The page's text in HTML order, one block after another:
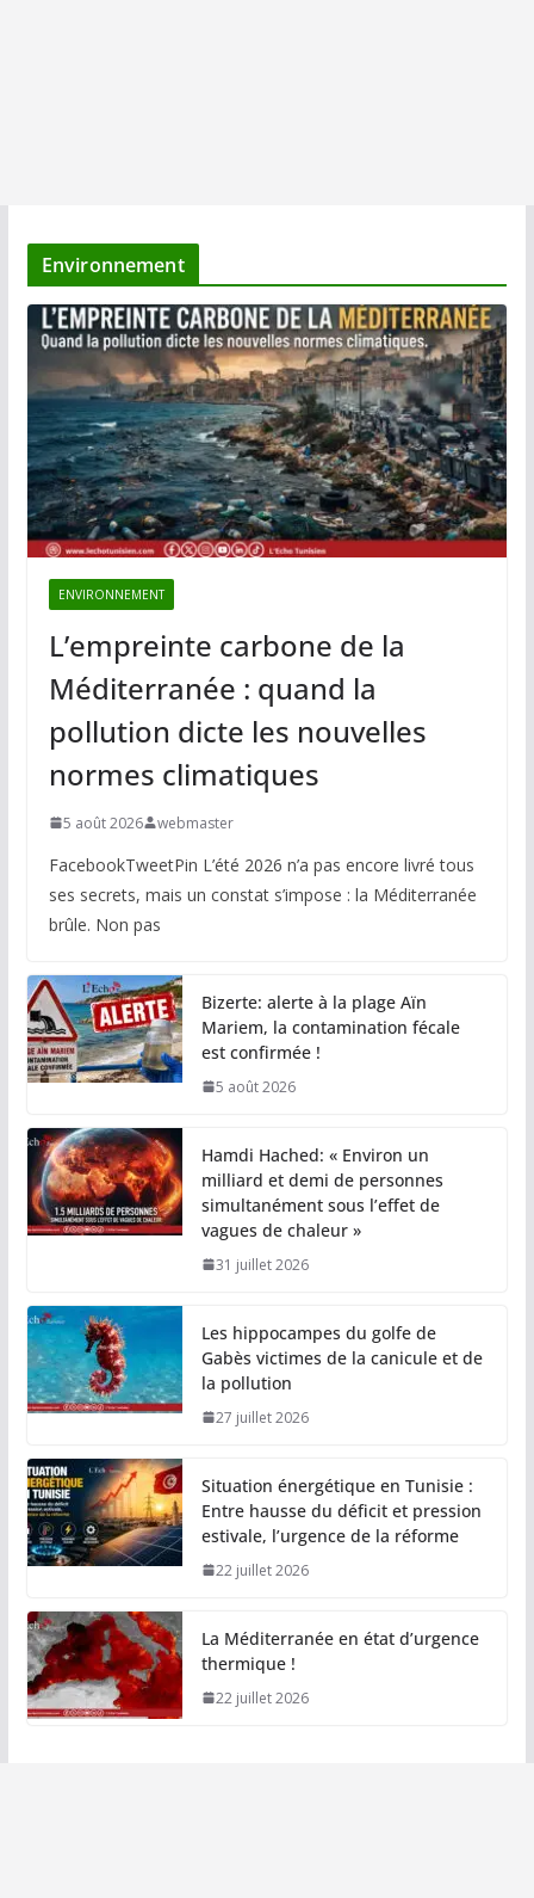
Environnement
ENVIRONNEMENT
L’empreinte carbone de la
Méditerranée : quand la
pollution dicte les nouvelles
normes climatiques
5 août 2026 webmaster
FacebookTweetPin L’été 2026 n’a pas encore livré tous
ses secrets, mais un constat s’impose : la Méditerranée
brûle. Non pas
Bizerte: alerte à la plage Aïn
Mariem, la contamination fécale
est confirmée !
5 août 2026
Hamdi Hached: « Environ un
milliard et demi de personnes
simultanément sous l’effet de
vagues de chaleur »
31 juillet 2026
Les hippocampes du golfe de
Gabès victimes de la canicule et de
la pollution
27 juillet 2026
Situation énergétique en Tunisie :
Entre hausse du déficit et pression
estivale, l’urgence de la réforme
22 juillet 2026
La Méditerranée en état d’urgence
thermique !
22 juillet 2026